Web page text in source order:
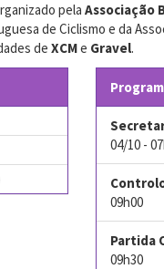
pela Associação
de Ciclismo e da
de XCMe Gravel.
04/10 -
09h00
Partida
09h30